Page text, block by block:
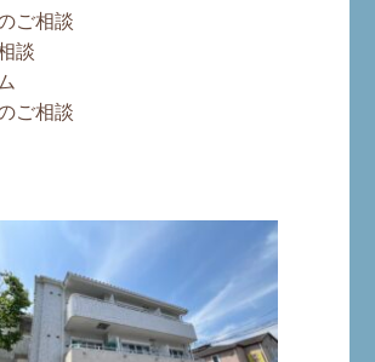
ご相談
談
ご相談